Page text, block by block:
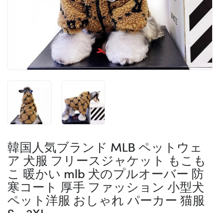
韓国人気ブランド MLB ペットウェ
ア 犬服 フリースジャケット もこも
こ 暖かい mlb 犬のプルオーバー 防
寒コート 厚手 ファッション 小型犬
ペット洋服 おしゃれ パーカー 猫服